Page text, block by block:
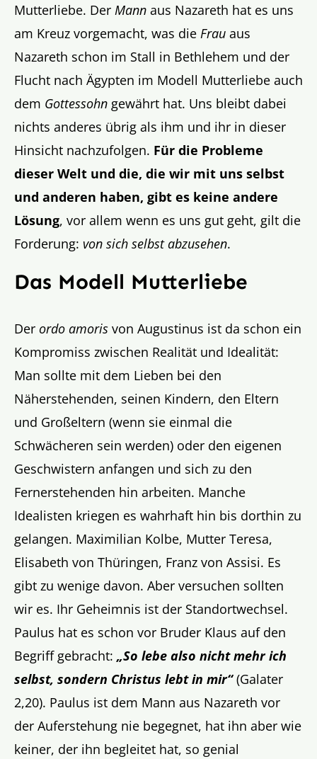
Mutterliebe. Der Mann aus Nazareth hat es uns
am Kreuz vorgemacht, was die Frau aus
Nazareth schon im Stall in Bethlehem und der
Flucht nach Ägypten im Modell Mutterliebe auch
dem Gottessohn gewährt hat. Uns bleibt dabei
nichts anderes übrig als ihm und ihr in dieser
Hinsicht nachzufolgen. Für die Probleme
dieser Welt und die, die wir mit uns selbst
und anderen haben, gibt es keine andere
Lösung, vor allem wenn es uns gut geht, gilt die
Forderung: von sich selbst abzusehen.
Das Modell Mutterliebe
Der ordo amoris von Augustinus ist da schon ein
Kompromiss zwischen Realität und Idealität:
Man sollte mit dem Lieben bei den
Näherstehenden, seinen Kindern, den Eltern
und Großeltern (wenn sie einmal die
Schwächeren sein werden) oder den eigenen
Geschwistern anfangen und sich zu den
Fernerstehenden hin arbeiten. Manche
Idealisten kriegen es wahrhaft hin bis dorthin zu
gelangen. Maximilian Kolbe, Mutter Teresa,
Elisabeth von Thüringen, Franz von Assisi. Es
gibt zu wenige davon. Aber versuchen sollten
wir es. Ihr Geheimnis ist der Standortwechsel.
Paulus hat es schon vor Bruder Klaus auf den
Begriff gebracht: „So lebe also nicht mehr ich
selbst, sondern Christus lebt in mir“(Galater
2,20). Paulus ist dem Mann aus Nazareth vor
der Auferstehung nie begegnet, hat ihn aber wie
keiner, der ihn begleitet hat, so genial